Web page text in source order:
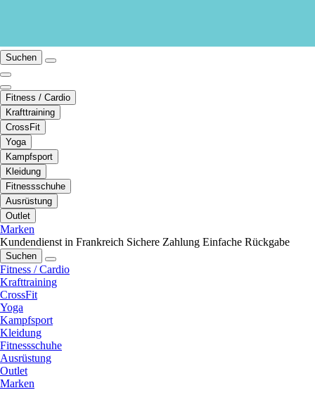
Suchen
Fitness / Cardio
Krafttraining
CrossFit
Yoga
Kampfsport
Kleidung
Fitnessschuhe
Ausrüstung
Outlet
Marken
Kundendienst in Frankreich Sichere Zahlung Einfache Rückgabe
Suchen
Fitness / Cardio
Krafttraining
CrossFit
Yoga
Kampfsport
Kleidung
Fitnessschuhe
Ausrüstung
Outlet
Marken